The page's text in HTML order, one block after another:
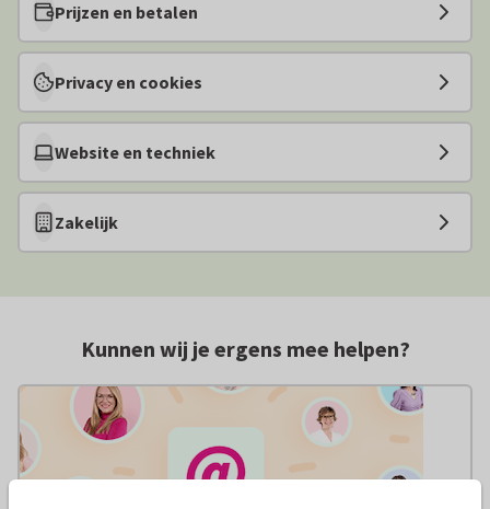
Prijzen en betalen
Privacy en cookies
Website en techniek
Zakelijk
Kunnen wij je ergens mee helpen?